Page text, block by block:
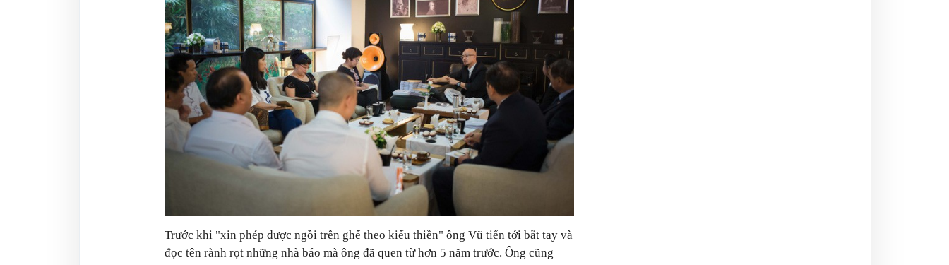
Trước khi "xin phép được ngồi trên ghế theo kiểu thiền" ông Vũ tiến tới bắt tay và
đọc tên rành rọt những nhà báo mà ông đã quen từ hơn 5 năm trước. Ông cũng